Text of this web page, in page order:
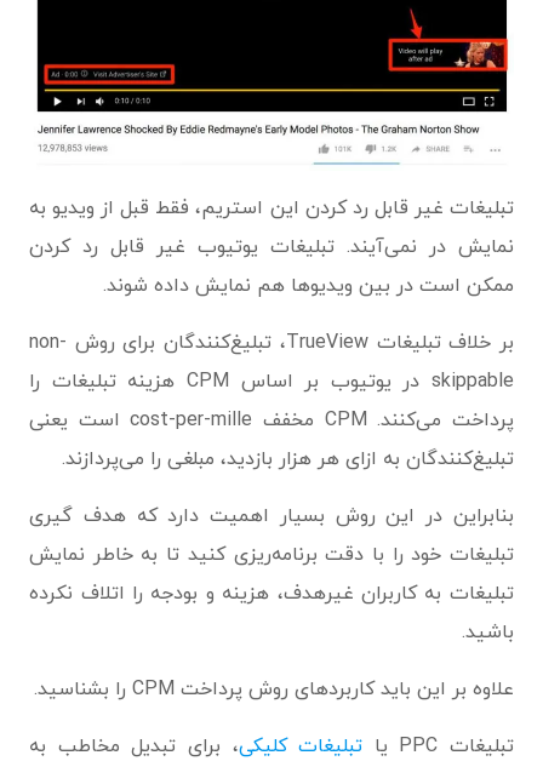
تبلیغات غیر قابل رد کردن این استریم، فقط قبل از ویدیو به
نمایش در نمی‌آیند. تبلیغات یوتیوب غیر قابل رد کردن
ممکن است در بین ویدیوها هم نمایش داده شوند.
بر خلاف تبلیغات TrueView، تبلیغ‌کنندگان برای روش non-
skippable در یوتیوب بر اساس CPM هزینه تبلیغات را
پرداخت می‌کنند. CPM مخفف cost-per-mille است یعنی
تبلیغ‌کنندگان به ازای هر هزار بازدید، مبلغی را می‌پردازند.
بنابراین در این روش بسیار اهمیت دارد که هدف گیری
تبلیغات خود را با دقت برنامه‌ریزی کنید تا به خاطر نمایش
تبلیغات به کاربران غیرهدف، هزینه و بودجه را اتلاف نکرده
باشید.
علاوه بر این باید کاربردهای روش پرداخت CPM را بشناسید.
تبلیغات PPC یا تبلیغات کلیکی، برای تبدیل مخاطب به